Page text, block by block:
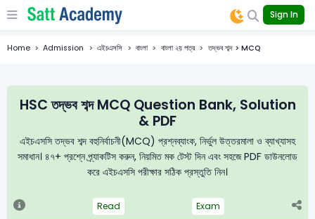
Sign In
Home Admission এইচএসসি বাংলা বাংলা ২য় পত্র তদ্ভব শব্দ > MCQ
HSC তদ্ভব শব্দ MCQ Question Bank, Solution
& PDF
এইচএসসি তদ্ভব শব্দ বহুনির্বাচনী(MCQ) প্রশ্নব্যাংক, নির্ভুল উত্তরমালা ও ব্যাখ্যাসহ
সমাধান। ৪৭+ প্রশ্নে প্র্যাকটিস করুন, নিয়মিত মক টেস্ট দিন এবং সহজে PDF ডাউনলোড
করে এইচএসসি পরীক্ষার সঠিক প্রস্তুতি নিন।
Read Exam